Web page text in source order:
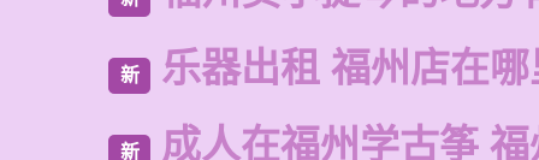
新 乐器出租 福州店在
新 成人在福州学古筝